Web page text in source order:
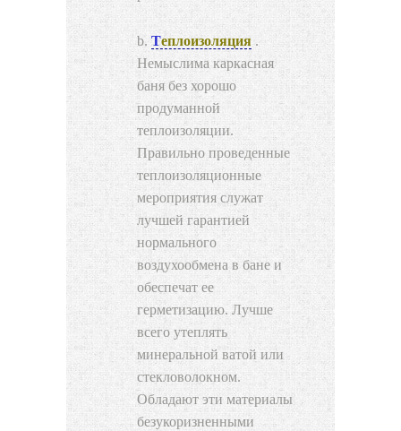
Теплоизоляция .
Немыслима каркасная
баня без хорошо
продуманной
теплоизоляции.
Правильно проведенные
теплоизоляционные
мероприятия служат
лучшей гарантией
нормального
воздухообмена в бане и
обеспечат ее
герметизацию. Лучше
всего утеплять
минеральной ватой или
стекловолокном.
Обладают эти материалы
безукоризненными